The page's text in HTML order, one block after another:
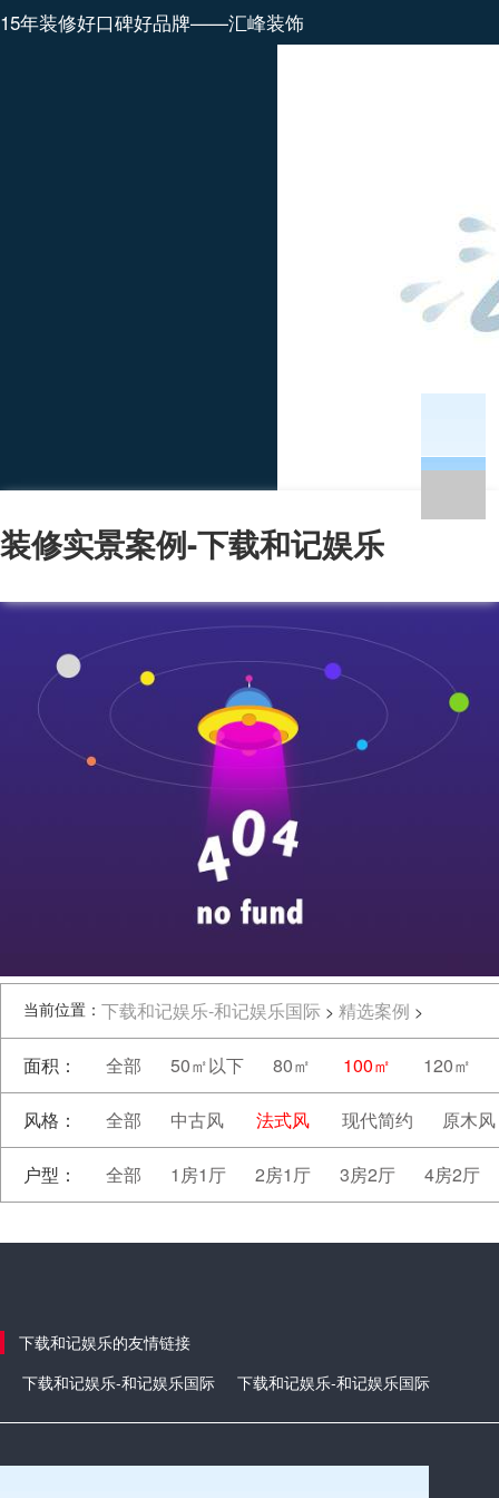
15年装修好口碑好品牌——汇峰装饰
装修实景案例-下载和记娱乐
当前位置： 下载和记娱乐-和记娱乐国际 > 精选案例 >
面积： 全部 50㎡以下 80㎡ 100㎡ 120㎡
风格： 全部 中古风 法式风 现代简约 原木风
户型： 全部 1房1厅 2房1厅 3房2厅 4房2厅
下载和记娱乐的友情链接
下载和记娱乐-和记娱乐国际
下载和记娱乐-和记娱乐国际